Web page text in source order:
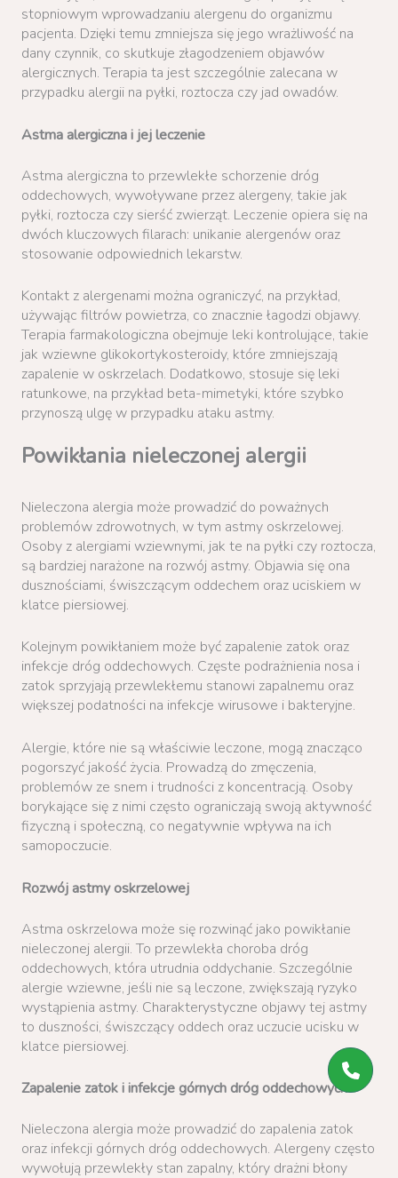
stopniowym wprowadzaniu alergenu do organizmu
pacjenta. Dzięki temu zmniejsza się jego wrażliwość na
dany czynnik, co skutkuje złagodzeniem objawów
alergicznych. Terapia ta jest szczególnie zalecana w
przypadku alergii na pyłki, roztocza czy jad owadów.
Astma alergiczna i jej leczenie
Astma alergiczna to przewlekłe schorzenie dróg
oddechowych, wywoływane przez alergeny, takie jak
pyłki, roztocza czy sierść zwierząt. Leczenie opiera się na
dwóch kluczowych filarach: unikanie alergenów oraz
stosowanie odpowiednich lekarstw.
Kontakt z alergenami można ograniczyć, na przykład,
używając filtrów powietrza, co znacznie łagodzi objawy.
Terapia farmakologiczna obejmuje leki kontrolujące, takie
jak wziewne glikokortykosteroidy, które zmniejszają
zapalenie w oskrzelach. Dodatkowo, stosuje się leki
ratunkowe, na przykład beta-mimetyki, które szybko
przynoszą ulgę w przypadku ataku astmy.
Powikłania nieleczonej alergii
Nieleczona alergia może prowadzić do poważnych
problemów zdrowotnych, w tym astmy oskrzelowej.
Osoby z alergiami wziewnymi, jak te na pyłki czy roztocza,
są bardziej narażone na rozwój astmy. Objawia się ona
dusznościami, świszczącym oddechem oraz uciskiem w
klatce piersiowej.
Kolejnym powikłaniem może być zapalenie zatok oraz
infekcje dróg oddechowych. Częste podrażnienia nosa i
zatok sprzyjają przewlekłemu stanowi zapalnemu oraz
większej podatności na infekcje wirusowe i bakteryjne.
Alergie, które nie są właściwie leczone, mogą znacząco
pogorszyć jakość życia. Prowadzą do zmęczenia,
problemów ze snem i trudności z koncentracją. Osoby
borykające się z nimi często ograniczają swoją aktywność
fizyczną i społeczną, co negatywnie wpływa na ich
samopoczucie.
Rozwój astmy oskrzelowej
Astma oskrzelowa może się rozwinąć jako powikłanie
nieleczonej alergii. To przewlekła choroba dróg
oddechowych, która utrudnia oddychanie. Szczególnie
alergie wziewne, jeśli nie są leczone, zwiększają ryzyko
wystąpienia astmy. Charakterystyczne objawy tej astmy
to duszności, świszczący oddech oraz uczucie ucisku w
klatce piersiowej.
Zapalenie zatok i infekcje górnych dróg oddechowych
Nieleczona alergia może prowadzić do zapalenia zatok
oraz infekcji górnych dróg oddechowych. Alergeny często
wywołują przewlekły stan zapalny, który drażni błony